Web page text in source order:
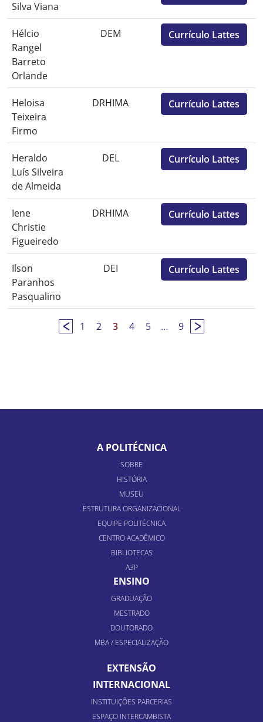
Silva Viana
Hélcio
Rangel
Barreto
Orlande
DEM Currículo Lattes
Heloisa
Teixeira
Firmo
DRHIMA Currículo Lattes
Heraldo
Luís Silveira
de Almeida
DEL Currículo Lattes
Iene
Christie
Figueiredo
DRHIMA Currículo Lattes
Ilson
Paranhos
Pasqualino
DEI Currículo Lattes
1 2 3 4 5 … 9
A POLITÉCNICA
SOBRE
HISTÓRIA
MUSEU
ESTRUTURA ORGANIZACIONAL
EQUIPE POLITÉCNICA
CENTRO ACADÊMICO
BIBLIOTECAS
A3P
ENSINO
GRADUAÇÃO
MESTRADO
DOUTORADO
MBA / ESPECIALIZAÇÃO
EXTENSÃO
INTERNACIONAL
INSTITUIÇÕES PARCERIAS
ESPAÇO INTERCAMBISTA